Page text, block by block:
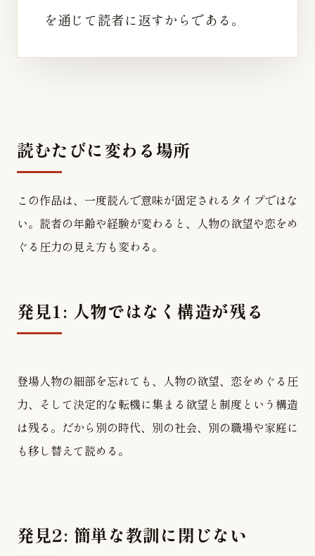
を通じて読者に返すからである。
読むたびに変わる場所
この作品は、一度読んで意味が固定されるタイプではな
い。読者の年齢や経験が変わると、人物の欲望や恋をめ
ぐる圧力の見え方も変わる。
発見1: 人物ではなく構造が残る
登場人物の細部を忘れても、人物の欲望、恋をめぐる圧
力、そして決定的な転機に集まる欲望と制度という構造
は残る。だから別の時代、別の社会、別の職場や家庭に
も移し替えて読める。
発見2: 簡単な教訓に閉じない